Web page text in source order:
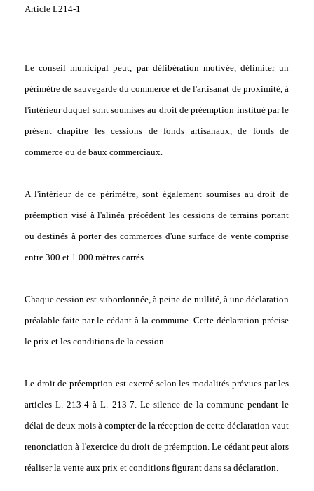
Article L214-1
Le conseil municipal peut, par délibération motivée, délimiter un
périmètre de sauvegarde du commerce et de l'artisanat de proximité, à
l'intérieur duquel sont soumises au droit de préemption institué par le
présent chapitre les cessions de fonds artisanaux, de fonds de
commerce ou de baux commerciaux.
A l'intérieur de ce périmètre, sont également soumises au droit de
préemption visé à l'alinéa précédent les cessions de terrains portant
ou destinés à porter des commerces d'une surface de vente comprise
entre 300 et 1 000 mètres carrés.
Chaque cession est subordonnée, à peine de nullité, à une déclaration
préalable faite par le cédant à la commune. Cette déclaration précise
le prix et les conditions de la cession.
Le droit de préemption est exercé selon les modalités prévues par les
articles L. 213-4 à L. 213-7. Le silence de la commune pendant le
délai de deux mois à compter de la réception de cette déclaration vaut
renonciation à l'exercice du droit de préemption. Le cédant peut alors
réaliser la vente aux prix et conditions figurant dans sa déclaration.